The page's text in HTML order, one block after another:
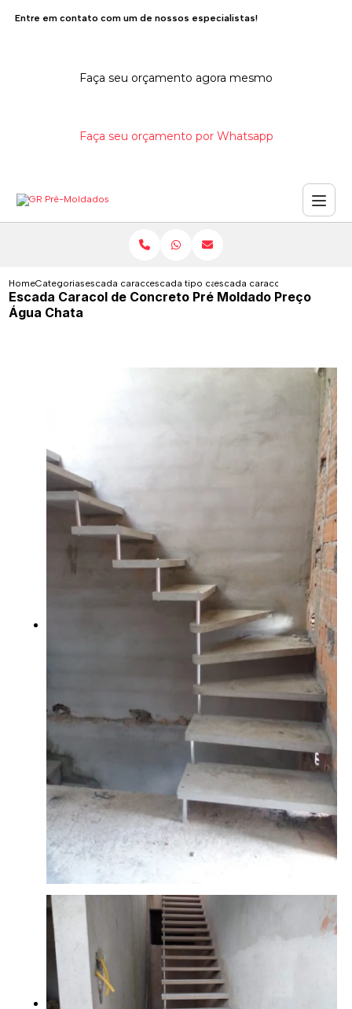
Entre em contato com um de nossos especialistas!
Faça seu orçamento agora mesmo
Faça seu orçamento por Whatsapp
HomeCategoriasescada caracol de concretoescada tipo caracol de concreto
escada caracol de concreto
Escada Caracol de Concreto Pré Moldado Preço
Água Chata